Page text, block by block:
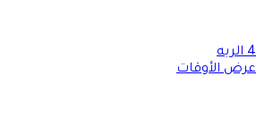
4 الربه
عرض الأوقات